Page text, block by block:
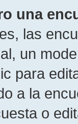
una
las
un
para
a la
o